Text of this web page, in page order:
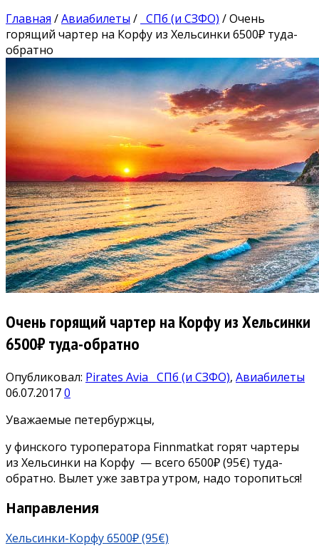
Главная /Авиабилеты / СПб (и СЗФО) /Очень
горящий чартер на Корфу из Хельсинки 6500₽ туда-
обратно
Очень горящий чартер на Корфу из Хельсинки
6500₽ туда-обратно
Опубликовал: Pirates Avia СПб (и СЗФО), Авиабилеты
06.07.20170
Уважаемые петербуржцы,
у финского туроператора Finnmatkat горят чартеры
из Хельсинки на Корфу — всего 6500₽ (95€) туда-
обратно. Вылет уже завтра утром, надо торопиться!
Направления
Хельсинки-Корфу 6500₽ (95€)